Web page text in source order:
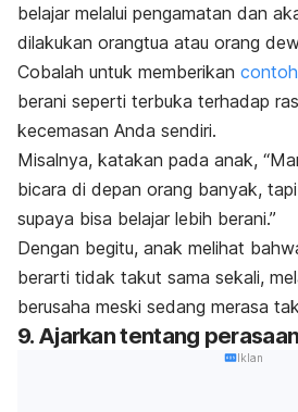
belajar melalui pengamatan dan
dilakukan orangtua atau orang
Cobalah untuk memberikan
berani seperti terbuka terhadap
kecemasan Anda sendiri.
Misalnya, katakan pada anak,
bicara di depan orang banyak,
supaya bisa belajar lebih berani.”
Dengan begitu, anak melihat
berarti tidak takut sama sekali,
berusaha meski sedang merasa
9. Ajarkan tentang
Iklan